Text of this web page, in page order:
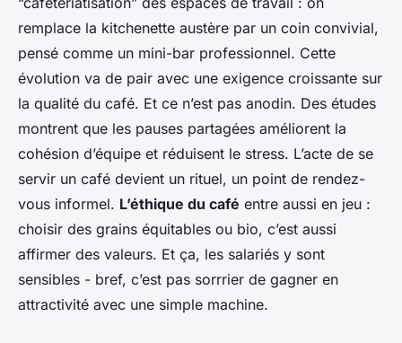
remplace la kitchenette austère par un coin convivial,
pensé comme un mini-bar professionnel. Cette
évolution va de pair avec une exigence croissante sur
la qualité du café. Et ce n’est pas anodin. Des études
montrent que les pauses partagées améliorent la
cohésion d’équipe et réduisent le stress. L’acte de se
servir un café devient un rituel, un point de rendez-
vous informel. L’éthique du café entre aussi en jeu :
choisir des grains équitables ou bio, c’est aussi
affirmer des valeurs. Et ça, les salariés y sont
sensibles - bref, c’est pas sorrrier de gagner en
attractivité avec une simple machine.